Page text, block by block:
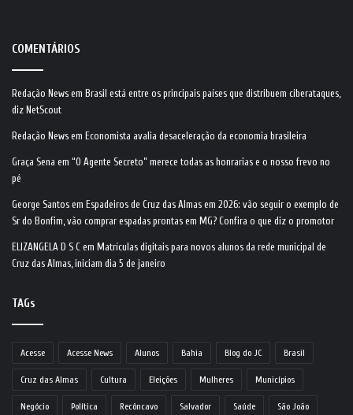
COMENTÁRIOS
Redação News em Brasil está entre os principais países que distribuem ciberataques,
diz NetScout
Redação News em Economista avalia desaceleração da economia brasileira
Graça Sena em “O Agente Secreto” merece todas as honrarias e o nosso frevo no
pé
George Santos em Espadeiros de Cruz das Almas em 2026: vão seguir o exemplo de
Sr do Bonfim, vão comprar espadas prontas em MG? Confira o que diz o promotor
ELIZANGELA D S C em Matrículas digitais para novos alunos da rede municipal de
Cruz das Almas, iniciam dia 5 de janeiro
TAGs
Acesse Acesse News Alunos Bahia Blog do JC Brasil
Cruz das Almas Cultura Eleições Mulheres Municípios
Negócio Política Recôncavo Salvador Saúde São João